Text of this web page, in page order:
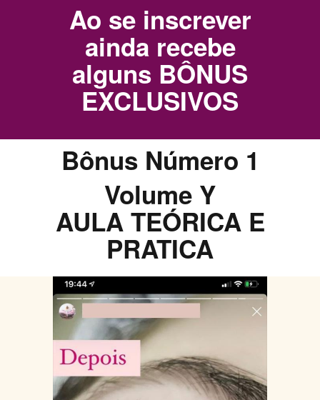
Ao se inscrever
ainda recebe
alguns BÔNUS
EXCLUSIVOS
Bônus Número 1
Volume Y
AULA TEÓRICA E
PRATICA